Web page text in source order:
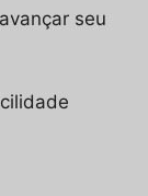
seu